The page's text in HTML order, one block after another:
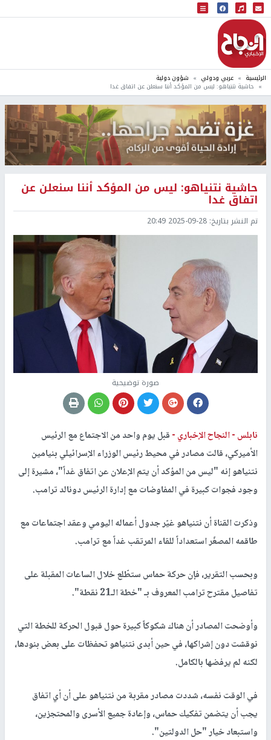
البث المباشر
إذاعة النجاح
الرئيسية عربي ودولي شؤون دولية
حاشية نتنياهو: ليس من المؤكد أننا سنعلن عن اتفاق غدا
حاشية نتنياهو: ليس من المؤكد أننا سنعلن عن
اتفاق غدا
تم النشر بتاريخ: 2025-09-28 20:49
صورة توضيحية
نابلس -النجاح الإخباري -قبل يوم واحد من الاجتماع مع الرئيس
الأميركي، قالت مصادر في محيط رئيس الوزراء الإسرائيلي بنيامين
نتنياهو إنه "ليس من المؤكد أن يتم الإعلان عن اتفاق غداً"، مشيرة إلى
وجود فجوات كبيرة في المفاوضات مع إدارة الرئيس دونالد ترامب.
وذكرت القناة أن نتنياهو غيّر جدول أعماله اليومي وعقد اجتماعات مع
طاقمه المصغّر استعداداً للقاء المرتقب غداً مع ترامب.
وبحسب التقرير، فإن حركة حماس ستطّلع خلال الساعات المقبلة على
تفاصيل مقترح ترامب المعروف بـ "خطة الـ21 نقطة".
وأوضحت المصادر أن هناك شكوكاً كبيرة حول قبول الحركة للخطة التي
نوقشت دون إشراكها، في حين أبدى نتنياهو تحفظات على بعض بنودها،
لكنه لم يرفضها بالكامل.
في الوقت نفسه، شددت مصادر مقربة من نتنياهو على أن أي اتفاق
يجب أن يتضمن تفكيك حماس، وإعادة جميع الأسرى والمحتجزين،
واستبعاد خيار "حل الدولتين".